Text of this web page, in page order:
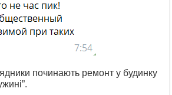
починають ремонт у будинку